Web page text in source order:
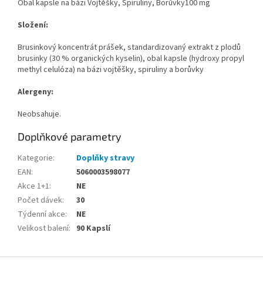
Obal kapsle na bázi Vojtěšky, Spiruliny, Borůvky100 mg
Složení:
Brusinkový koncentrát prášek, standardizovaný extrakt z plodů
brusinky (30 % organických kyselin), obal kapsle (hydroxy propyl
methyl celulóza) na bázi vojtěšky, spiruliny a borůvky
Alergeny:
Neobsahuje.
Doplňkové parametry
Kategorie:
Doplňky stravy
EAN:
5060003598077
Akce 1+1:
NE
Počet dávek:
30
Týdenní akce:
NE
Velikost balení: 90 Kapslí